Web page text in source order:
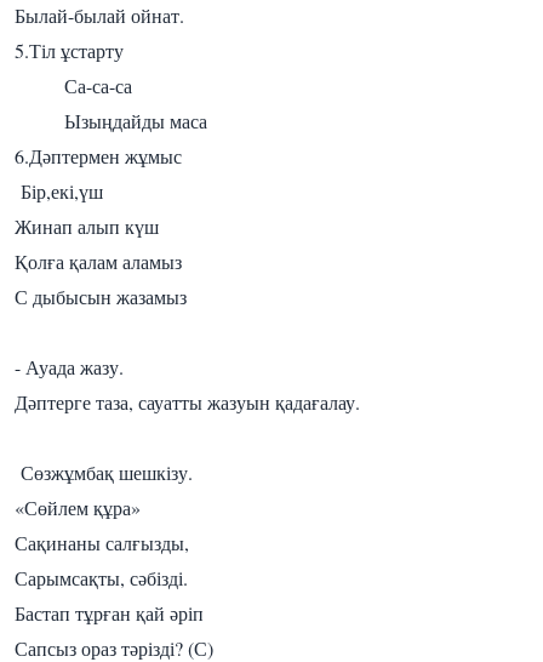
Былай-былай ойнат.
5.Тіл ұстарту
Са-са-са
Ызыңдайды маса
6.Дәптермен жұмыс
Бір,екі,үш
Жинап алып күш
Қолға қалам аламыз
С дыбысын жазамыз
- Ауада жазу.
Дәптерге таза, сауатты жазуын қадағалау.
Сөзжұмбақ шешкізу.
«Сөйлем құра»
Сақинаны салғызды,
Сарымсақты, сәбізді.
Бастап тұрған қай әріп
Сапсыз ораз тәрізді? (С)